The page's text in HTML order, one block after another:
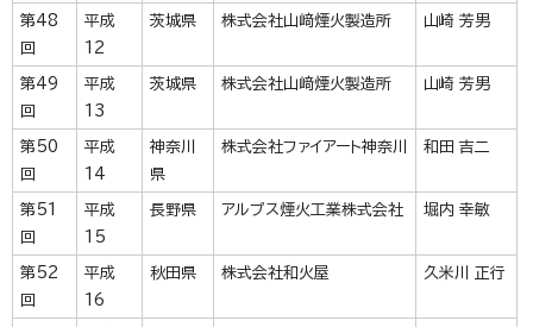
第48
回
平成
12
茨城県 株式会社山﨑煙火製造所 山崎 芳男
第49
回
平成
13
茨城県 株式会社山﨑煙火製造所 山崎 芳男
第50
回
平成
14
神奈川
県
株式会社ファイアート神奈川 和田 吉二
第51
回
平成
15
長野県 アルプス煙火工業株式会社 堀内 幸敏
第52
回
平成
16
秋田県 株式会社和火屋 久米川 正行